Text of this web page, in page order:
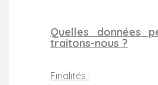
Quelles données
traitons-nous ?
Finalités :